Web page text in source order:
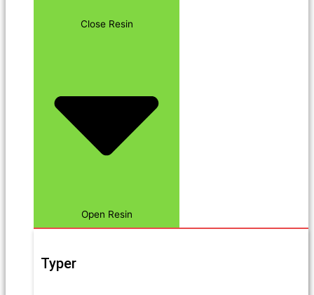
Close Resin
Open Resin
Typer